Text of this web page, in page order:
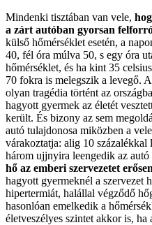
Mindenki tisztában van vele,
a zárt autóban gyorsan
külső hőmérséklet esetén, a
40, fél óra múlva 50, s egy óra
hőmérséklet, és ha kint 35
70 fokra is melegszik a levegő.
olyan tragédia történt az
hagyott gyermek az életét
került. És bizony az sem
autó tulajdonosa miközben a
várakoztatja: alig 10 százalékkal
három ujjnyira leengedik az
hő az emberi szervezetet
hagyott gyermeknél a szervezet
hipertermiát, halállal végződő
hasonlóan emelkedik a
életveszélyes szintet akkor is,